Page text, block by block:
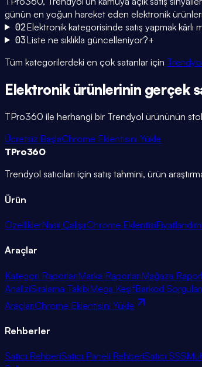
günün en yoğun hareket eden elektronik
02Elektronik kategorisinde satış yapmak kârlı
03Liste ne sıklıkla güncelleniyor?+
Tüm kategorilerdeki en çok satanlar için
Elektronikürünlerinin gerçek
TPro360 ile herhangi bir Trendyol ürününün stok
Ücretsiz BaşlaChrome Eklentisini Yükle
TPro360
Trendyol satıcıları için satış tahmini, ürün
Ürün
ÖzelliklerNasıl ÇalışırChrome Eklentisi
Araçlar
Kategori RaporlarıMarka RaporlarıMağaza
AnaliziSıralama TakibiMega KeşifBarkod
AraçlarıChrome Eklentisini Yükle
Rehberler
Satıcı RehberiSatıcı Paneli RehberiSatıcı SSS